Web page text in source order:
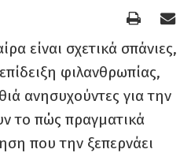
είναι σχετικά σπάνιες,
φιλανθρωπίας,
ανησυχούντες για την
το πώς πραγματικά
που την ξεπερνάει